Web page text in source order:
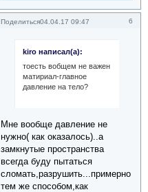
Поделиться 6
04.04.17 09:47
kiro написал(а):
тоесть вобщем не важен
матириал-главное
давление на тело?
Мне вообще давление не
нужно( как оказалось)..а
замкнутые пространства
всегда буду пытаться
сломать,разрушить...примерно
тем же способом,как